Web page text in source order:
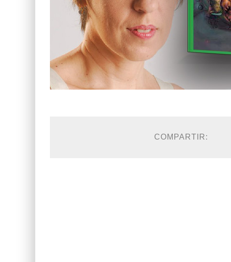
COMPARTIR: